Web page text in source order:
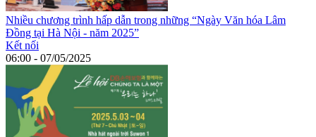
Nhiều chương trình hấp dẫn trong những “Ngày Văn hóa Lâm
Đồng tại Hà Nội - năm 2025”
Kết nối
06:00 - 07/05/2025